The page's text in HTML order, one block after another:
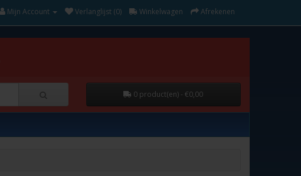
Mijn Account Verlanglijst (0) Winkelwagen Afrekenen
0 product(en) - €0,00